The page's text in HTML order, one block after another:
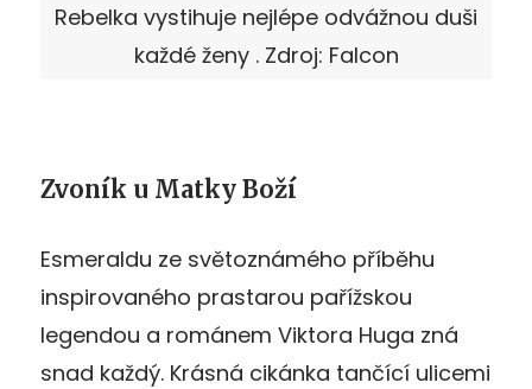
Rebelka vystihuje nejlépe odvážnou duši
každé ženy . Zdroj: Falcon
Zvoník u Matky Boží
Esmeraldu ze světoznámého příběhu
inspirovaného prastarou pařížskou
legendou a románem Viktora Huga zná
snad každý. Krásná cikánka tančící ulicemi